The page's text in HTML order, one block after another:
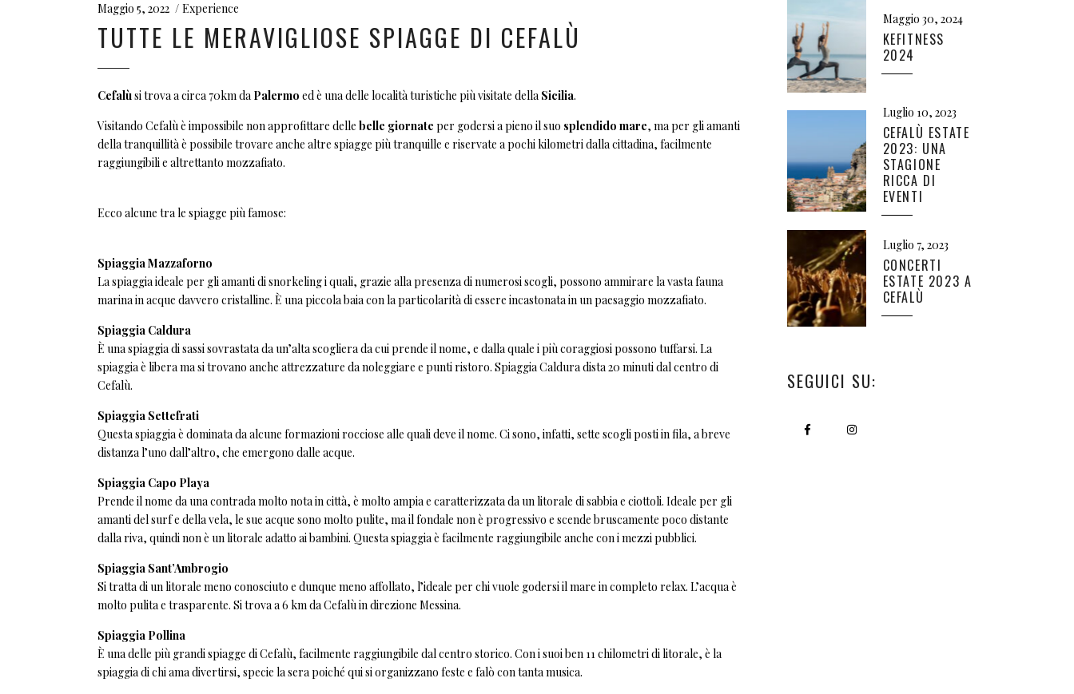
Maggio 5, 2022 Experience
TUTTE LE MERAVIGLIOSE SPIAGGE DI CEFALÙ
Cefalùsi trova a circa 70km da Palermo ed è una delle località turistiche più visitate della Sicilia.
Visitando Cefalù è impossibile non approfittare delle belle giornate per godersi a pieno il suo splendido mare, ma per gli amanti
della tranquillità è possibile trovare anche altre spiagge più tranquille e riservate a pochi kilometri dalla cittadina, facilmente
raggiungibili e altrettanto mozzafiato.
Ecco alcune tra le spiagge più famose:
Spiaggia Mazzaforno
La spiaggia ideale per gli amanti di snorkeling i quali, grazie alla presenza di numerosi scogli, possono ammirare la vasta fauna
marina in acque davvero cristalline. È una piccola baia con la particolarità di essere incastonata in un paesaggio mozzafiato.
Spiaggia Caldura
È una spiaggia di sassi sovrastata da un’alta scogliera da cui prende il nome, e dalla quale i più coraggiosi possono tuffarsi. La
spiaggia è libera ma si trovano anche attrezzature da noleggiare e punti ristoro. Spiaggia Caldura dista 20 minuti dal centro di
Cefalù.
Spiaggia Settefrati
Questa spiaggia è dominata da alcune formazioni rocciose alle quali deve il nome. Ci sono, infatti, sette scogli posti in fila, a breve
distanza l’uno dall’altro, che emergono dalle acque.
Spiaggia Capo Playa
Prende il nome da una contrada molto nota in città, è molto ampia e caratterizzata da un litorale di sabbia e ciottoli. Ideale per gli
amanti del surf e della vela, le sue acque sono molto pulite, ma il fondale non è progressivo e scende bruscamente poco distante
dalla riva, quindi non è un litorale adatto ai bambini. Questa spiaggia è facilmente raggiungibile anche con i mezzi pubblici.
Spiaggia Sant’Ambrogio
Si tratta di un litorale meno conosciuto e dunque meno affollato, l’ideale per chi vuole godersi il mare in completo relax. L’acqua è
molto pulita e trasparente. Si trova a 6 km da Cefalù in direzione Messina.
Spiaggia Pollina
È una delle più grandi spiagge di Cefalù, facilmente raggiungibile dal centro storico. Con i suoi ben 11 chilometri di litorale, è la
spiaggia di chi ama divertirsi, specie la sera poiché qui si organizzano feste e falò con tanta musica.
Maggio 30, 2024
KEFITNESS
2024
Luglio 10, 2023
CEFALÙ ESTATE
2023: UNA
STAGIONE
RICCA DI
EVENTI
Luglio 7, 2023
CONCERTI
ESTATE 2023 A
CEFALÙ
SEGUICI SU: